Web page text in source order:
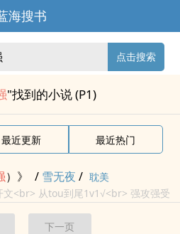
海搜书
点击搜索
"找到的小说 (P1)
最近更新 最近热门
）》 / 雪无夜 / 耽美
√<br> 不定期更新√<br> 想到哪写到哪√
下一页